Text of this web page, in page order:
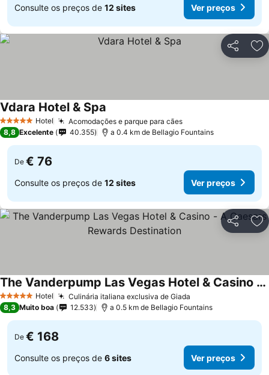
Consulte os preços de 12 sites Ver preços
Partilhar
5 Estrelas Hotel Acomodações e parque para cães
Vdara Hotel & Spa
8,8 Excelente 40.355 a 0.4 km de Bellagio Fountains
De € 76
Consulte os preços de 12 sites Ver preços
Partilhar
5 Estrelas Hotel Culinária italiana exclusiva de Giada
The Vanderpump Las Vegas Hotel & Casino - A Caesars Rewards Destination
8,3 Muito boa 12.533 a 0.5 km de Bellagio Fountains
De € 168
Consulte os preços de 6 sites Ver preços